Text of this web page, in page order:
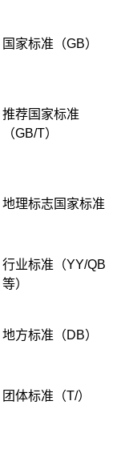
国家标准（GB）
推荐国家标准
（GB/T）
地理标志国家标准
行业标准（YY/QB
等）
地方标准（DB）
团体标准（T/）